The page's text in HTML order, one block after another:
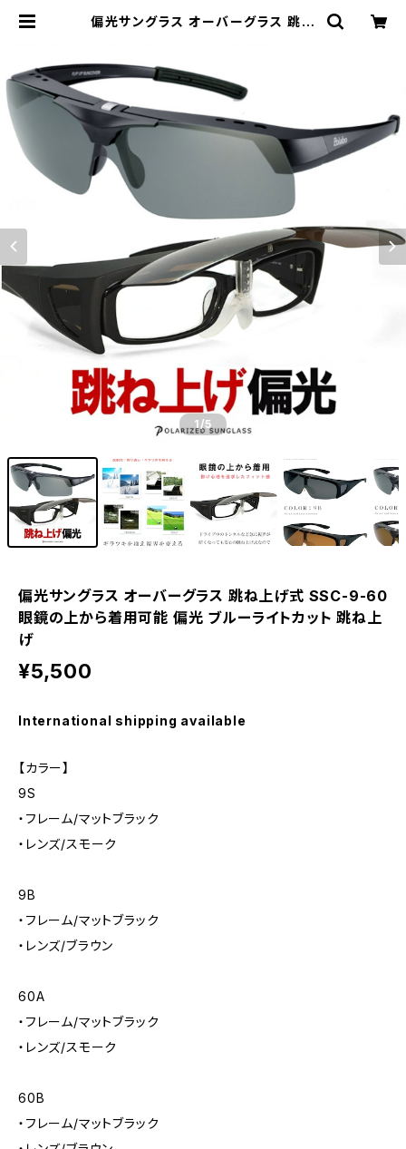
偏光サングラス オーバーグラス 跳ね
上げ | 【サングラスドッグ】メガネ・サ
ングラス・帽子 の 通販
1 /5
偏光サングラス オーバーグラス 跳ね上げ式 SSC-9-60
眼鏡の上から着用可能 偏光 ブルーライトカット 跳ね上
げ
¥5,500
International shipping available
【カラー】
9S
・フレーム/マットブラック
・レンズ/スモーク
9B
・フレーム/マットブラック
・レンズ/ブラウン
60A
・フレーム/マットブラック
・レンズ/スモーク
60B
・フレーム/マットブラック